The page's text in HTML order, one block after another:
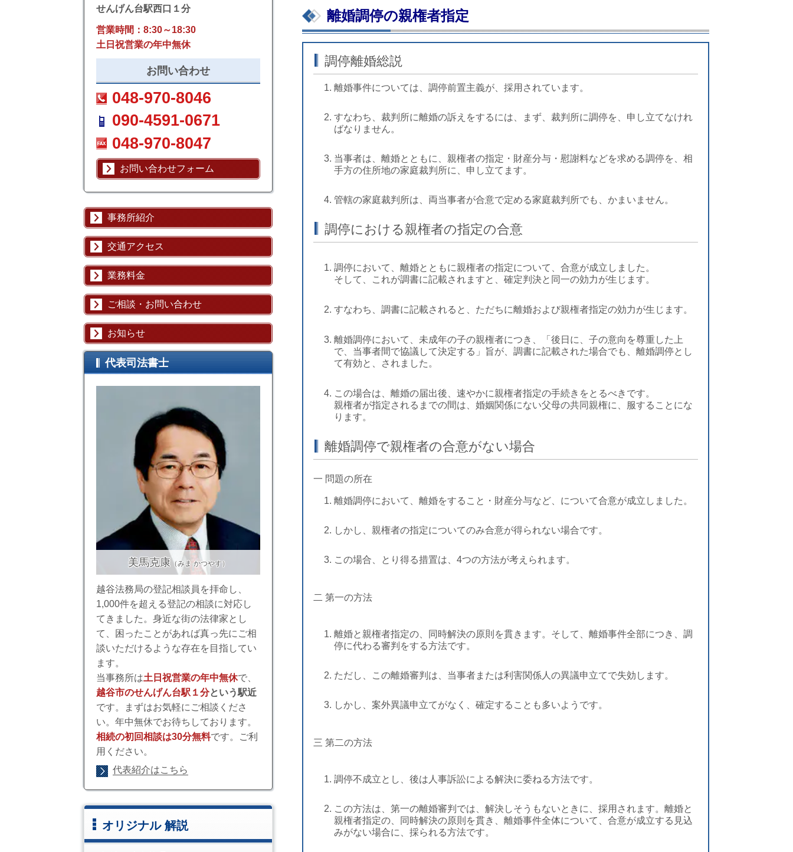
離婚調停の親権者指定
調停離婚総説
離婚事件については、調停前置主義が、採用されています。
すなわち、裁判所に離婚の訴えをするには、まず、裁判所に調停を、申し立てなけれ
ばなりません。
当事者は、離婚とともに、親権者の指定・財産分与・慰謝料などを求める調停を、相
手方の住所地の家庭裁判所に、申し立てます。
管轄の家庭裁判所は、両当事者が合意で定める家庭裁判所でも、かまいません。
調停における親権者の指定の合意
調停において、離婚とともに親権者の指定について、合意が成立しました。
そして、これが調書に記載されますと、確定判決と同一の効力が生じます。
すなわち、調書に記載されると、ただちに離婚および親権者指定の効力が生じます。
離婚調停において、未成年の子の親権者につき、「後日に、子の意向を尊重した上
で、当事者間で協議して決定する」旨が、調書に記載された場合でも、離婚調停とし
て有効と、されました。
この場合は、離婚の届出後、速やかに親権者指定の手続きをとるべきです。
親権者が指定されるまでの間は、婚姻関係にない父母の共同親権に、服することにな
ります。
離婚調停で親権者の合意がない場合
一 問題の所在
離婚調停において、離婚をすること・財産分与など、について合意が成立しました。
しかし、親権者の指定についてのみ合意が得られない場合です。
この場合、とり得る措置は、4つの方法が考えられます。
二 第一の方法
離婚と親権者指定の、同時解決の原則を貫きます。そして、離婚事件全部につき、調
停に代わる審判をする方法です。
ただし、この離婚審判は、当事者または利害関係人の異議申立てで失効します。
しかし、案外異議申立てがなく、確定することも多いようです。
三 第二の方法
調停不成立とし、後は人事訴訟による解決に委ねる方法です。
この方法は、第一の離婚審判では、解決しそうもないときに、採用されます。離婚と
親権者指定の、同時解決の原則を貫き、離婚事件全体について、合意が成立する見込
みがない場合に、採られる方法です。
せんげん台駅西口１分
営業時間：8:30～18:30
土日祝営業の年中無休
お問い合わせ
048-970-8046
090-4591-0671
048-970-8047
お問い合わせフォーム
事務所紹介
交通アクセス
業務料金
ご相談・お問い合わせ
お知らせ
代表司法書士
美馬克康（みま かつやす）
越谷法務局の登記相談員を拝命し、
1,000件を超える登記の相談に対応し
てきました。身近な街の法律家とし
て、困ったことがあれば真っ先にご相
談いただけるような存在を目指してい
ます。
当事務所は土日祝営業の年中無休で、
越谷市のせんげん台駅１分という駅近
です。まずはお気軽にご相談くださ
い。年中無休でお待ちしております。
相続の初回相談は30分無料です。ご利
用ください。
代表紹介はこちら
オリジナル 解説